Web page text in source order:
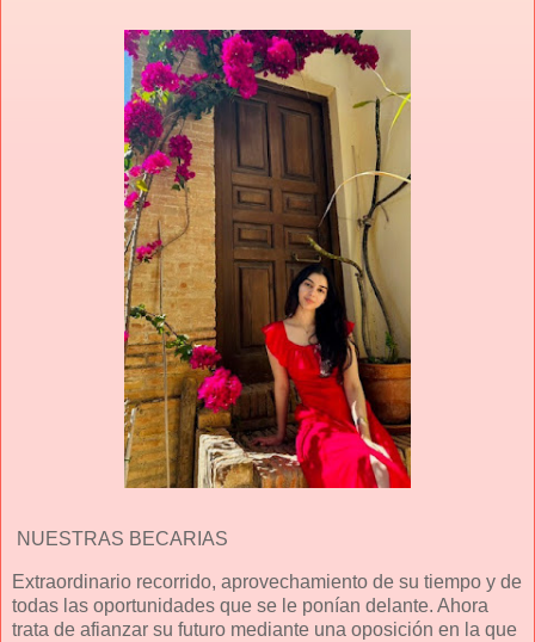
NUESTRAS BECARIAS
Extraordinario recorrido, aprovechamiento de su tiempo y de
todas las oportunidades que se le ponían delante. Ahora
trata de afianzar su futuro mediante una oposición en la que